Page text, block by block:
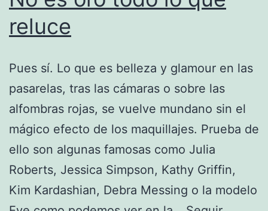
reluce
Pues sí. Lo que es belleza y glamour en las
pasarelas, tras las cámaras o sobre las
alfombras rojas, se vuelve mundano sin el
mágico efecto de los maquillajes. Prueba de
ello son algunas famosas como Julia
Roberts, Jessica Simpson, Kathy Griffin,
Kim Kardashian, Debra Messing o la modelo